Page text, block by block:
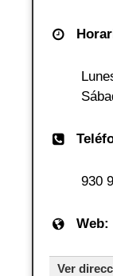
930
Web:
Ver